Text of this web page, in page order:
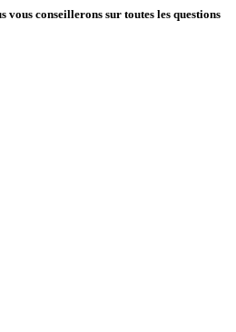
vous conseillerons sur toutes les questions